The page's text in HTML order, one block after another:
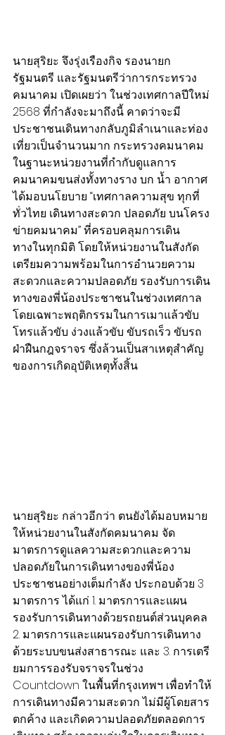
นายสุริยะ จึงรุ่งเรืองกิจ รองนายก
รัฐมนตรี และรัฐมนตรีว่าการกระทรวง
คมนาคม เปิดเผยว่า ในช่วงเทศกาลปีใหม่
2568 ที่กำลังจะมาถึงนี้ คาดว่าจะมี
ประชาชนเดินทางกลับภูมิลำเนาและท่อง
เที่ยวเป็นจำนวนมาก กระทรวงคมนาคม
ในฐานะหน่วยงานที่กำกับดูแลการ
คมนาคมขนส่งทั้งทางราง บก น้ำ อากาศ
ได้มอบนโยบาย “เทศกาลความสุข ทุกที่
ทั่วไทย เดินทางสะดวก ปลอดภัย บนโครง
ข่ายคมนาคม” ที่ครอบคลุมการเดิน
ทางในทุกมิติ โดยให้หน่วยงานในสังกัด
เตรียมความพร้อมในการอำนวยความ
สะดวกและความปลอดภัย รองรับการเดิน
ทางของพี่น้องประชาชนในช่วงเทศกาล
โดยเฉพาะพฤติกรรมในการเมาแล้วขับ
โทรแล้วขับ ง่วงแล้วขับ ขับรถเร็ว ขับรถ
ฝ่าฝืนกฎจราจร ซึ่งล้วนเป็นสาเหตุสำคัญ
ของการเกิดอุบัติเหตุทั้งสิ้น
นายสุริยะ กล่าวอีกว่า ตนยังได้มอบหมาย
ให้หน่วยงานในสังกัดคมนาคม จัด
มาตรการดูแลความสะดวกและความ
ปลอดภัยในการเดินทางของพี่น้อง
ประชาชนอย่างเต็มกำลัง ประกอบด้วย 3
มาตรการ ได้แก่ 1. มาตรการและแผน
รองรับการเดินทางด้วยรถยนต์ส่วนบุคคล
2. มาตรการและแผนรองรับการเดินทาง
ด้วยระบบขนส่งสาธารณะ และ 3. การเตรี
ยมการรองรับจราจรในช่วง
Countdown ในพื้นที่กรุงเทพฯ เพื่อทำให้
การเดินทางมีความสะดวก ไม่มีผู้โดยสาร
ตกค้าง และเกิดความปลอดภัยตลอดการ